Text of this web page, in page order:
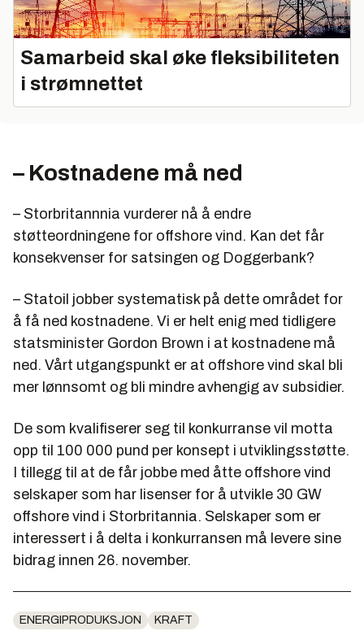
Samarbeid skal øke fleksibiliteten
i strømnettet
– Kostnadene må ned
– Storbritannnia vurderer nå å endre
støtteordningene for offshore vind. Kan det får
konsekvenser for satsingen og Doggerbank?
– Statoil jobber systematisk på dette området for
å få ned kostnadene. Vi er helt enig med tidligere
statsminister Gordon Brown i at kostnadene må
ned. Vårt utgangspunkt er at offshore vind skal bli
mer lønnsomt og bli mindre avhengig av subsidier.
De som kvalifiserer seg til konkurranse vil motta
opp til 100 000 pund per konsept i utviklingsstøtte.
I tillegg til at de får jobbe med åtte offshore vind
selskaper som har lisenser for å utvikle 30 GW
offshore vind i Storbritannia. Selskaper som er
interessert i å delta i konkurransen må levere sine
bidrag innen 26. november.
ENERGIPRODUKSJON KRAFT